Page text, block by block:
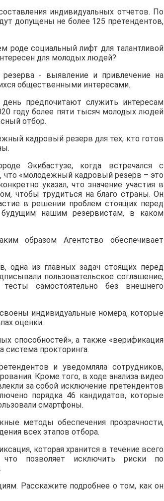
индивидуальных отчетов. По
допущены не более 125 претендентов,
социальный лифт для талантливой
для молодых людей?
- выявление и привлечение на
общественными интересами.
предпочитают служить интересам
году более пяти тысяч молодых людей
отбор.
кадровый резерв для тех, кто готов
Экибастузе, когда встречался с
что «молодежный кадровый резерв – это
указал, что значение участия в
чтобы трудиться на благо страны. Он
в решении проблем стоящих перед
нашим резервистам, в каком
образом Агентство обеспечивает
одна из главных задач стоящих перед
пользовательское соглашение,
самостоятельно без внешнего
индивидуальные номера, которые
оценки.
способностей», а также «верификация
система прокторинга.
и уведомляла сотрудников,
Кроме того, в ходе анализа видео
за собой исключение претендентов
порядка 46 кандидатов, которые
смартфоны.
методы обеспечения прозрачности,
всех этапов отбора.
которая хранится в течение всего
позволяет исключить риски по
Расскажите подробнее о том, как он